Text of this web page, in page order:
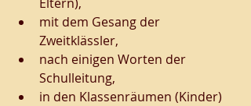
mit dem Gesang der
Zweitklässler,
nach einigen Worten der
Schulleitung,
in den Klassenräumen (Kinder)